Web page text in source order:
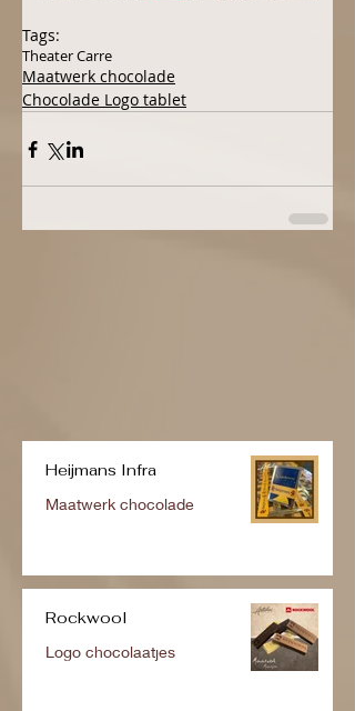
Tags:
Theater Carre
Maatwerk chocolade
Chocolade Logo tablet
Heijmans Infra
Maatwerk chocolade
Rockwool
Logo chocolaatjes